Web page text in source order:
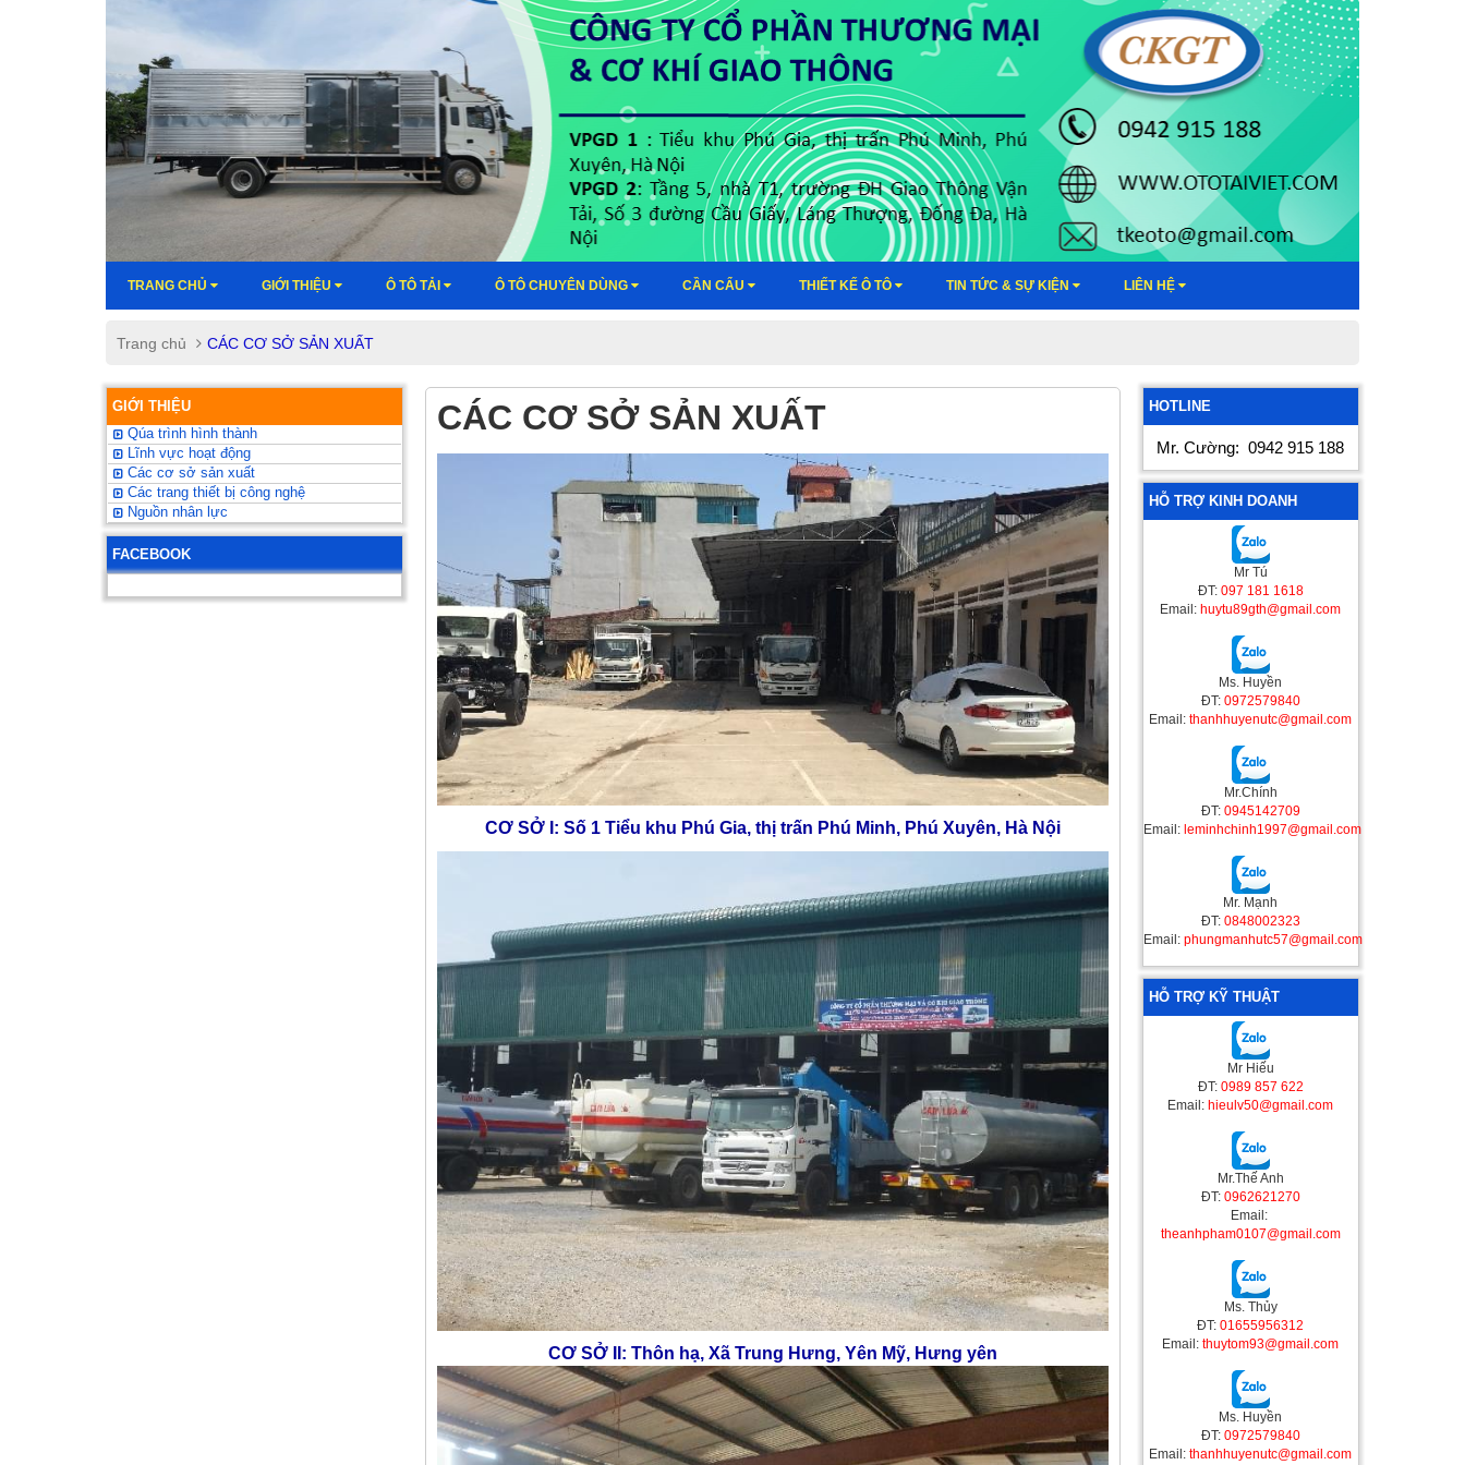
TRANG CHỦ GIỚI THIỆU Ô TÔ TẢI Ô TÔ CHUYÊN DÙNG CẦN CẨU THIẾT KẾ Ô TÔ TIN TỨC & SỰ KIỆN LIÊN HỆ
Trang chủ CÁC CƠ SỞ SẢN XUẤT
GIỚI THIỆU
Qúa trình hình thành
Lĩnh vực hoạt động
Các cơ sở sản xuất
Các trang thiết bị công nghệ
Nguồn nhân lực
FACEBOOK
CÁC CƠ SỞ SẢN XUẤT
CƠ SỞ I: Số 1 Tiểu khu Phú Gia, thị trấn Phú Minh, Phú Xuyên, Hà Nội
CƠ SỞ II: Thôn hạ, Xã Trung Hưng, Yên Mỹ, Hưng yên
HOTLINE
Mr. Cường: 0942 915 188
HỖ TRỢ KINH DOANH
Mr Tú
ĐT: 097 181 1618
Email:huytu89gth@gmail.com
Ms. Huyền
ĐT: 0972579840
Email:thanhhuyenutc@gmail.com
Mr.Chính
ĐT: 0945142709
Email: leminhchinh1997@gmail.com
Mr. Mạnh
ĐT: 0848002323
Email: phungmanhutc57@gmail.com
HỖ TRỢ KỸ THUẬT
Mr Hiếu
ĐT: 0989 857 622
Email:hieulv50@gmail.com
Mr.Thế Anh
ĐT: 0962621270
Email:
theanhpham0107@gmail.com
Ms. Thủy
ĐT:01655956312
Email:thuytom93@gmail.com
Ms. Huyền
ĐT: 0972579840
Email:thanhhuyenutc@gmail.com